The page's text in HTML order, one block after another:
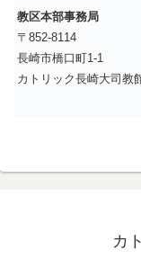
教区本部事務局
〒852-8114
長崎市橋口町1-1
カトリック長崎大司教
カ